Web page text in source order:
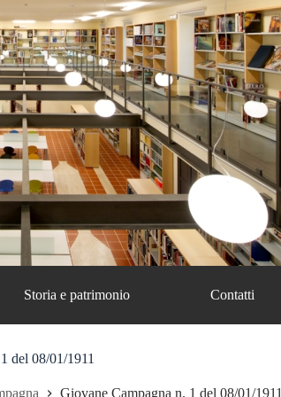
Storia e patrimonio Contatti
del 08/01/1911
Giovane Campagna n. 1 del 08/01/1911